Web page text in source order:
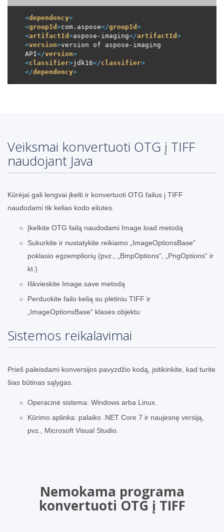
<dependency>
<groupId >com.aspose</groupId >
<artifactId >aspose-imaging</artifactId >
<version>version of aspose-imaging
API</version>
<classifier>jdk16</classifier>
</dependency>
Veiksmai konvertuoti OTG į TIFF
naudojant Java
Kūrėjai gali lengvai įkelti ir konvertuoti OTG failus į TIFF
naudodami tik kelias kodo eilutes.
Įkelkite OTG failą naudodami Image.load metodą
Sukurkite ir nustatykite reikiamo „ImageOptionsBase“
poklasio egzempliorių (pvz., „BmpOptions“, „PngOptions“ ir
kt.)
Iškvieskite Image.save metodą
Perduokite failo kelią su plėtiniu TIFF ir
„ImageOptionsBase“ klasės objektu
Sistemos reikalavimai
Prieš paleisdami konversijos pavyzdžio kodą, įsitikinkite, kad turite
šias būtinas sąlygas.
Operacinė sistema: Windows arba Linux.
Kūrimo aplinka: palaiko .NET Core 7 ir naujesnę versiją,
pvz., Microsoft Visual Studio.
Nemokama programa
konvertuoti OTG į TIFF